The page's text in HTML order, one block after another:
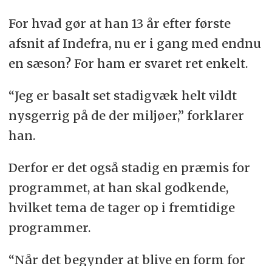
For hvad gør at han 13 år efter første
afsnit af Indefra, nu er i gang med endnu
en sæson? For ham er svaret ret enkelt.
“Jeg er basalt set stadigvæk helt vildt
nysgerrig på de der miljøer,” forklarer
han.
Derfor er det også stadig en præmis for
programmet, at han skal godkende,
hvilket tema de tager op i fremtidige
programmer.
“Når det begynder at blive en form for